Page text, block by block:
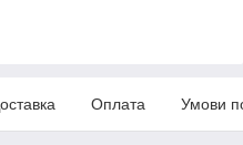
Оплата Умови